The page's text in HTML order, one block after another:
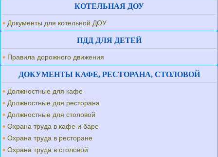
КОТЕЛЬНАЯ ДОУ
Документы для котельной ДОУ
ПДД ДЛЯ ДЕТЕЙ
Правила дорожного движения
ДОКУМЕНТЫ КАФЕ, РЕСТОРАНА, СТОЛОВОЙ
Должностные для кафе
Должностные для ресторана
Должностные для столовой
Охрана труда в кафе и баре
Охрана труда в ресторане
Охрана труда в столовой